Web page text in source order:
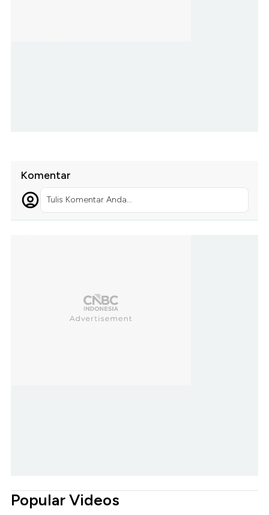
Komentar
Tulis Komentar Anda...
Popular Videos